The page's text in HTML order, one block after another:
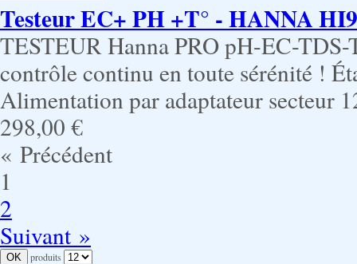
Testeur EC+ PH +T° - HANNA
TESTEUR Hanna PRO pH-EC-
contrôle continu en toute sérénité !
Alimentation par adaptateur secteur
298,00 €
« Précédent
1
2
Suivant »
produits